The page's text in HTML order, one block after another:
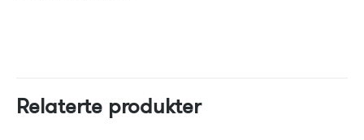
Relaterte produkter